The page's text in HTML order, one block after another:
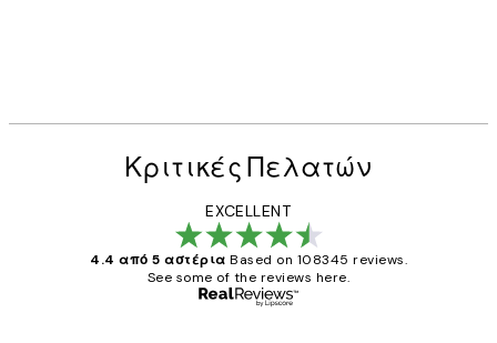
Κριτικές Πελατών
EXCELLENT
4.4 από 5 αστέρια Based on 108345 reviews.
See some of the reviews here.